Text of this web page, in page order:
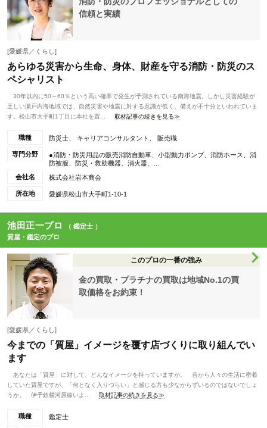
信頼と実績
[愛媛県／くらし]
あらゆる災害から生命、身体、財産を守る消防・防災のス
ペシャリスト
30年以内に50～60％という高い確率で発生が予測されている南海地震。しかし災害経験が
乏しい瀬戸内海地域では、自然災害や地震に対する意識が低く、備えが不十分といわれていま
す。松山市大手町1丁目に本社を置...
取材記事の続きを見る≫
職種 防災士、 キャリアコンサルタント、 販売職
専門分野
●消防・防災用品の販売消防自動車、小型動力ポンプ、消防ホース、消
防被服、防災・救助機器、消火器、...
会社名
株式会社岩本商会
所在地 愛媛県松山市大手町1-10-1
池田正一プロ
（ 鑑定士 ）
質屋・鑑定のプロ
このプロの一番の強み
金の買取・プラチナの買取は地域No.1の買
取価格をお約束！
[愛媛県／くらし]
今までの「質屋」イメージを覆す店づくりに取り組んでい
ます
あなたは「質屋」に対して、どんなイメージを持っていますか。 昔から人々の生活に密着
していた質屋ですが、「何となく入りづらい」と感じる方も少なからずいるのではないでしょ
うか。 伊予鉄横河原線いよ...
取材記事の続きを見る≫
職種 鑑定士